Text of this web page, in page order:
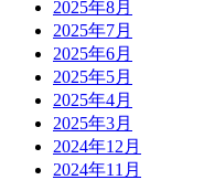
2025年8月
2025年7月
2025年6月
2025年5月
2025年4月
2025年3月
2024年12月
2024年11月